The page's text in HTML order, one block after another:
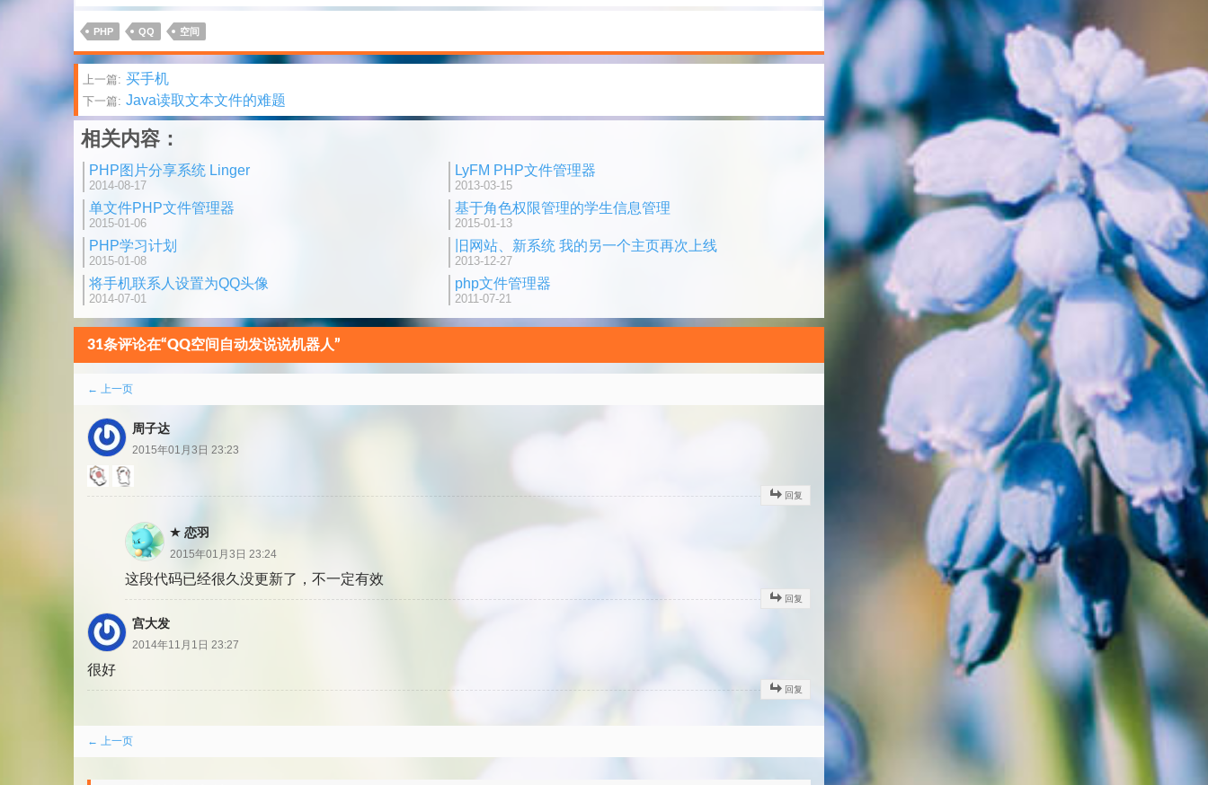
PHP QQ 空间
文
章
分
页
上一篇: 买手机
下一篇: Java读取文本文件的难题
相关内容：
PHP图片分享系统 Linger
2014-08-17
LyFM PHP文件管理器
2013-03-15
单文件PHP文件管理器
2015-01-06
基于角色权限管理的学生信息管理
2015-01-13
PHP学习计划
2015-01-08
旧网站、新系统 我的另一个主页再次上线
2013-12-27
将手机联系人设置为QQ头像
2014-07-01
php文件管理器
2011-07-21
31条评论在“QQ空间自动发说说机器人”
评
论
分
页
← 上一页
周子达
2015年01月3日 23:23
回复
恋羽
2015年01月3日 23:24
这段代码已经很久没更新了，不一定有效
回复
宫大发
2014年11月1日 23:27
很好
回复
评
← 上一页